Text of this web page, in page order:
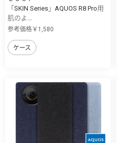
「SKIN Series」AQUOS R8 Pro用
肌のよ...
参考価格￥1,580
ケース